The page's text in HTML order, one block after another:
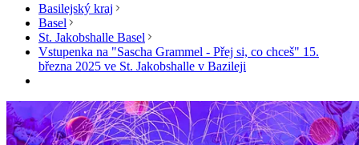
Basilejský kraj
Basel
St. Jakobshalle Basel
Vstupenka na "Sascha Grammel - Přej si, co chceš" 15.
března 2025 ve St. Jakobshalle v Bazileji